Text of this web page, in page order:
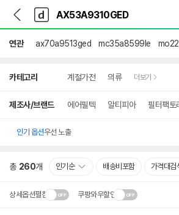
다
나
와
가
기
다
와
인
연관 ax70a9513ged mc35a8599le
카테고리 계절가전 의류 더보기
제조사/브랜드 에어필텍 알티피아 필터팩토
인기 옵션우선 노출
총 260개 인기순 배송비포함 가격대검
상세옵션펼침 쿠팡와우할인